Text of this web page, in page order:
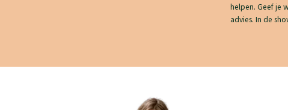
helpen. Geef je
advies. In de